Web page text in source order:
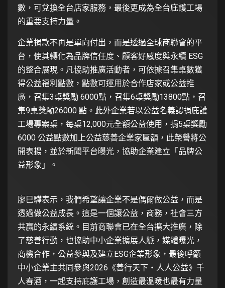
數，可兌換全台店家服務，最後更成為全台庇護工場
的重要支持力量。
企業捐款不再是單向付出，而是透過全球商聯會的平
台，使其轉化為品牌信任度、顧客好感度與永續 ESG
的整合展現。凡協助推廣活動者，可依據召集桌數獲
得公益福利點數，點數可運用於合作店家或公益推
廣，召集3桌獎勵 6000點，召集6桌獎勵13800點，召
集9桌獎勵26000 點。此外企業若以公益名義認捐庇護
工場專案桌，每桌12,000元全額公益使用，捐5桌獎勵
6000 公益點數加上公益慈善企業家匾額，此榮譽將公
開表揚，並於新聞平台曝光，協助企業建立「品牌公
益形象」。
廖巳驊表示，我們希望讓企業不是偶爾做公益，而是
透過做公益成長。這是一個讓公益，商務，社會三方
共贏的永續系統。目前商聯會已在全台擴大推廣，除
了慈善行動，也協助中小企業擴展人脈，媒體曝光，
商機合作，公益參與及建立ESG企業形象，最後呼籲
中小企業主共同參與2026《善行天下・人人公益》千
人春酒，一起支持庇護工場，創造最溫暖也最有力量